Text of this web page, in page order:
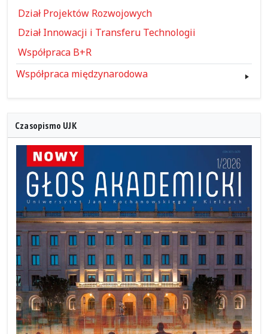
Dział Projektów Rozwojowych
Dział Innowacji i Transferu Technologii
Współpraca B+R
Współpraca międzynarodowa
Czasopismo UJK